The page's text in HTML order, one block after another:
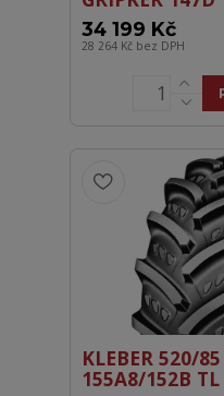
34 199 Kč
28 264 Kč bez DPH
KLEBER 520/
155A8/152B